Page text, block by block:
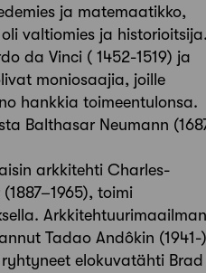
ja matemaatikko,
valtiomies ja historioitsija.
da Vinci ( 1452-1519) ja
moniosaajia, joille
hankkia toimeentulonsa.
Balthasar Neumann
arkkitehti Charles-
toimi
Arkkitehtuurimaailman
Tadao Andôkin (1941-)
elokuvatähti Brad